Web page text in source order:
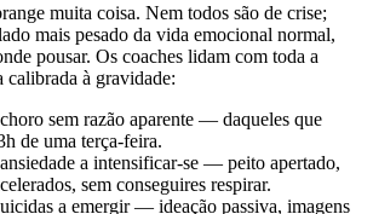
muita coisa. Nem todos são de crise;
mais pesado da vida emocional normal,
pousar. Os coaches lidam com toda a
calibrada à gravidade:
sem razão aparente — daqueles que
de uma terça-feira.
a intensificar-se — peito apertado,
sem conseguires respirar.
a emergir — ideação passiva, imagens